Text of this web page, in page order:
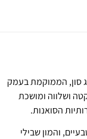
סון, הממוקמת בעמק
ושלווה ומושכת
הסואנות.
והמון שבילי